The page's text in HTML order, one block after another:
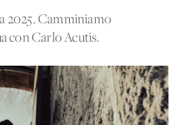
2025. Camminiamo
con Carlo Acutis.